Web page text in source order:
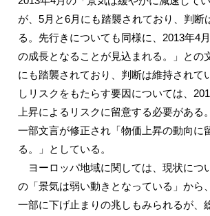
が、5月と6月にも踏襲されており、判断
る。先行きについても同様に、2013年4
の成長となることが見込まれる。」との
にも踏襲されており、判断は維持されて
しリスクをもたらす要因については、
上昇によるリスクに留意する必要がある
一部文言が修正され「物価上昇の動向に
る。」としている。
ヨーロッパ地域に関しては、現状につ
の「景気は弱い動きとなっている」から
一部に下げ止まりの兆しもみられるが、